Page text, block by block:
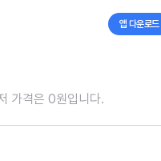
앱 다운로드
가격은 0원입니다.